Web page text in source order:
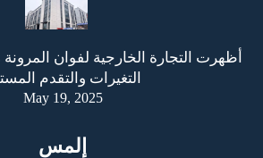
أظهرت التجارة الخارجية لفوان
التغيرات والتقدم
May 19, 2025
إلمس